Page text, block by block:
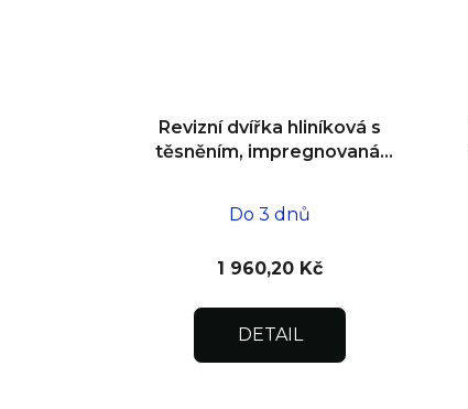
Revizní dvířka hliníková s
těsněním, impregnovaná,
Do 3 dnů
1 960,20 Kč
DETAIL